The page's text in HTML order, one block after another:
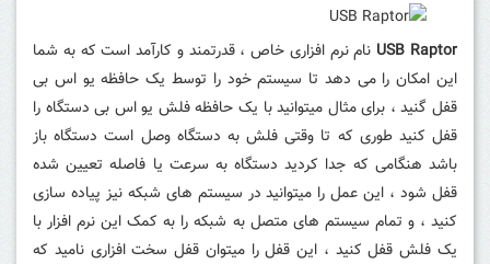
USB Raptor نام نرم افزاری خاص ، قدرتمند و کارآمد است که به شما
این امکان را می دهد تا سیستم خود را توسط یک حافظه یو اس بی
قفل گنید ، برای مثال میتوانید با یک حافظه فلش یو اس بی دستگاه را
قفل کنید طوری که تا وقتی فلش به دستگاه وصل است دستگاه باز
باشد هنگامی که جدا کردید دستگاه به سرعت یا فاصله تعیین شده
قفل شود ، این عمل را میتوانید در سیستم های شبکه نیز پیاده سازی
کنید ، و تمام سیستم های متصل به شبکه را به کمک این نرم افزار با
یک فلش قفل کنید ، این قفل را میتوان قفل سخت افزاری نامید که